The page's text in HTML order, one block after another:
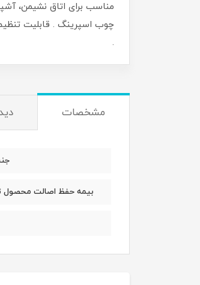
مناسب برای اتاق نشیمن،
چوب اسپرینگ . قابلیت
.
مشخصات
بیمه حفظ اصالت محصول